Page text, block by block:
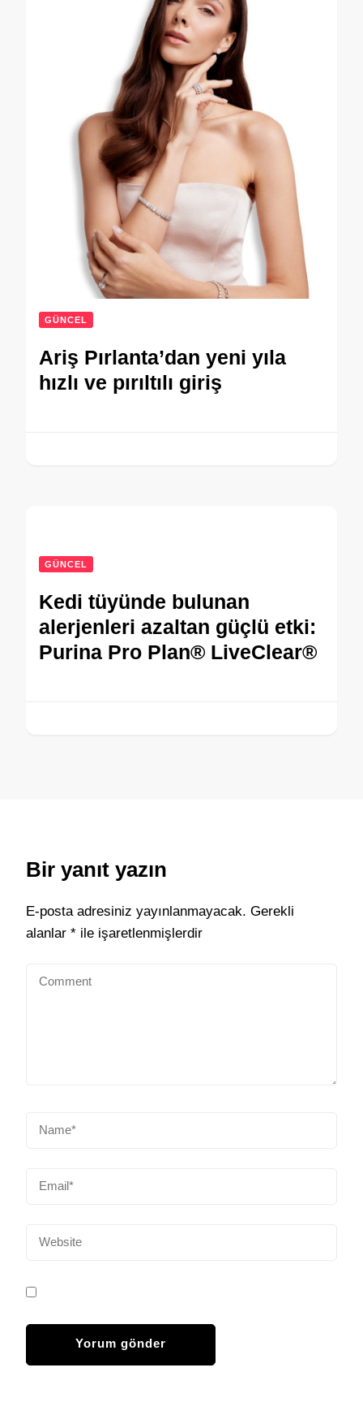
GÜNCEL
Ariş Pırlanta’dan yeni yıla
hızlı ve pırıltılı giriş
GÜNCEL
Kedi tüyünde bulunan
alerjenleri azaltan güçlü etki:
Purina Pro Plan® LiveClear®
Bir yanıt yazın
E-posta adresiniz yayınlanmayacak. Gerekli
alanlar * ile işaretlenmişlerdir